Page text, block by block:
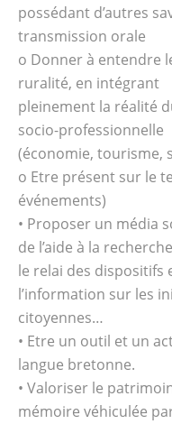
possédant d’autres
transmission orale
o Donner à entendre
ruralité, en intégrant
pleinement la réalité
socio-professionnelle
(économie, tourisme,
o Etre présent sur le
événements)
• Proposer un média
de l’aide à la
le relai des dispositifs
l’information sur les
citoyennes…
• Etre un outil et un
langue bretonne.
• Valoriser le
mémoire véhiculée